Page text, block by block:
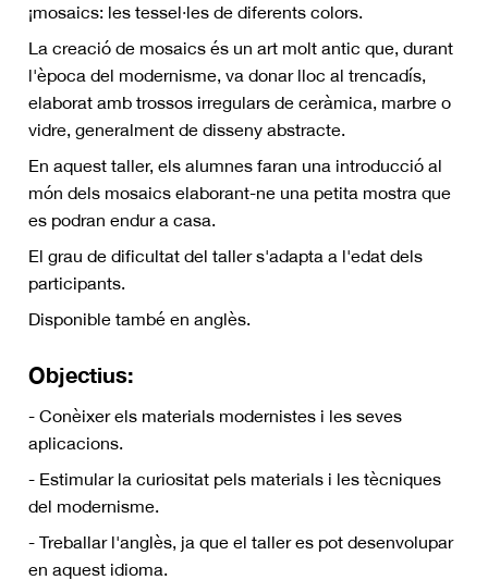
¡mosaics: les tessel·les de diferents colors.
La creació de mosaics és un art molt antic que, durant
l'època del modernisme, va donar lloc al trencadís,
elaborat amb trossos irregulars de ceràmica, marbre o
vidre, generalment de disseny abstracte.
En aquest taller, els alumnes faran una introducció al
món dels mosaics elaborant-ne una petita mostra que
es podran endur a casa.
El grau de dificultat del taller s'adapta a l'edat dels
participants.
Disponible també en anglès.
Objectius:
- Conèixer els materials modernistes i les seves
aplicacions.
- Estimular la curiositat pels materials i les tècniques
del modernisme.
- Treballar l'anglès, ja que el taller es pot desenvolupar
en aquest idioma.